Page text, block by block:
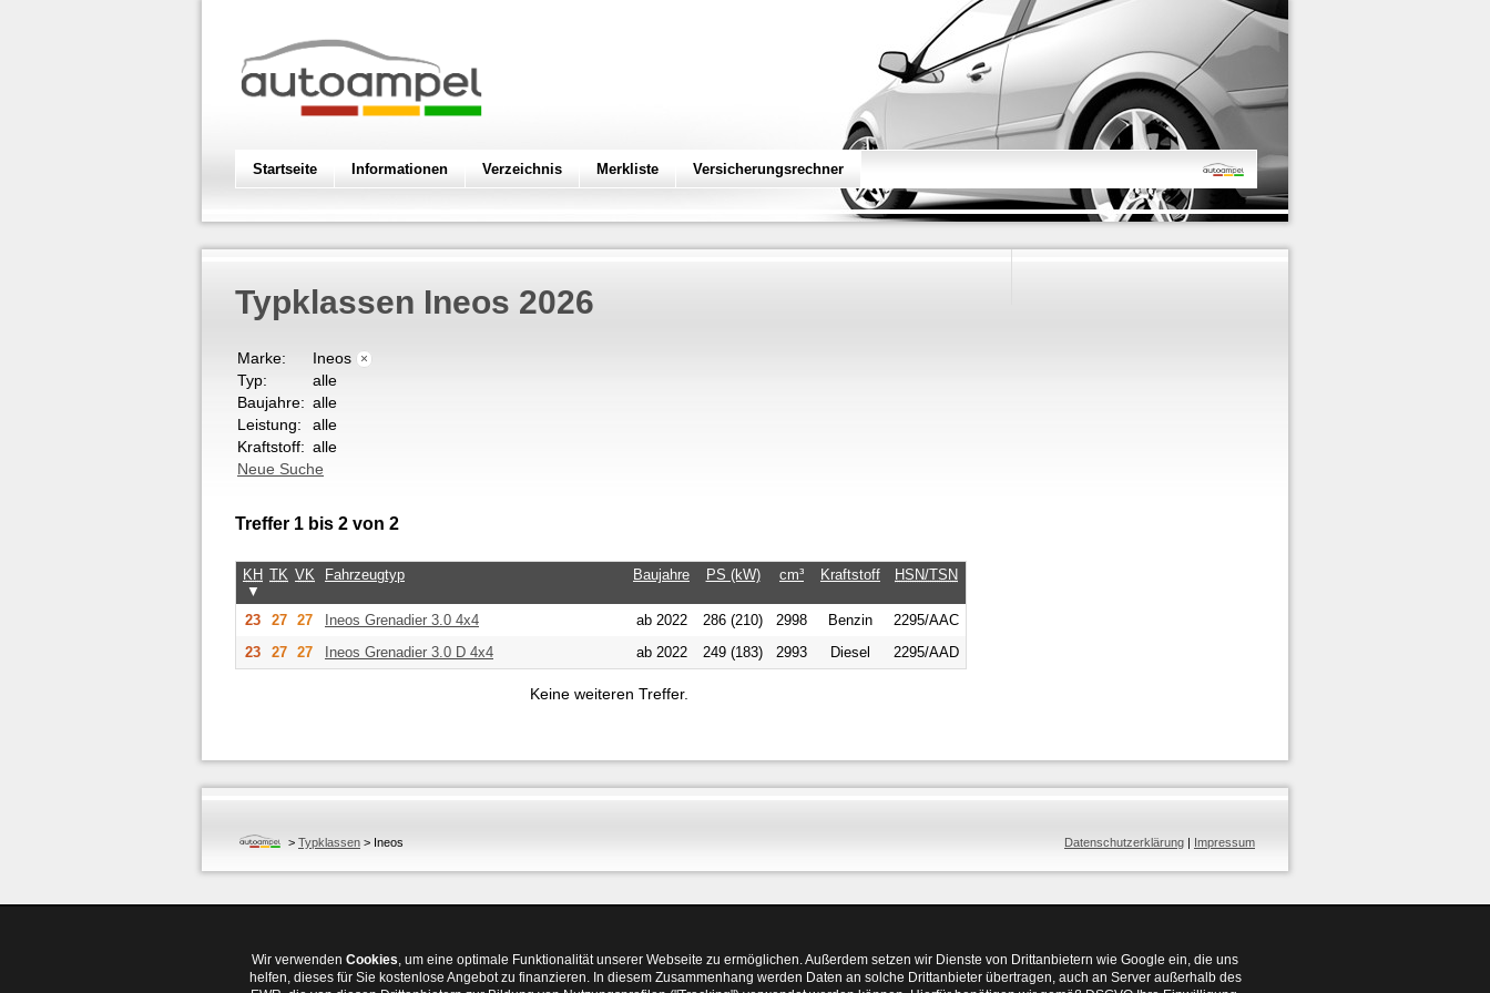
Startseite Informationen Verzeichnis Merkliste Versicherungsrechner
Typklassen Ineos 2026
Marke: Ineos ×
Typ:
alle
Baujahre: alle
Leistung:
alle
Kraftstoff: alle
Neue Suche
Treffer 1 bis 2 von 2
KH
▼
TK VK Fahrzeugtyp Baujahre PS (kW) cm³ Kraftstoff HSN/TSN
23 27 27 Ineos Grenadier 3.0 4x4 ab 2022 286 (210) 2998 Benzin
2295/AAC
23
27 27 Ineos Grenadier 3.0 D 4x4 ab 2022 249 (183) 2993 Diesel 2295/AAD
Keine weiteren Treffer.
> Typklassen > Ineos Datenschutzerklärung | Impressum
Wir verwenden Cookies, um eine optimale Funktionalität unserer Webseite zu ermöglichen. Außerdem setzen wir Dienste von Drittanbietern wie Google ein, die uns
helfen, dieses für Sie kostenlose Angebot zu finanzieren. In diesem Zusammenhang werden Daten an solche Drittanbieter übertragen, auch an Server außerhalb des